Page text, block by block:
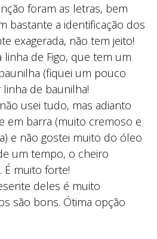
foram as letras, bem
bastante a identificação dos
exagerada, não tem jeito!
de Figo, que tem um
(fiquei um pouco
de baunilha!
usei tudo, mas adianto
em barra (muito cremoso e
e não gostei muito do óleo
um tempo, o cheiro
muito forte!
deles é muito
são bons. Ótima opção